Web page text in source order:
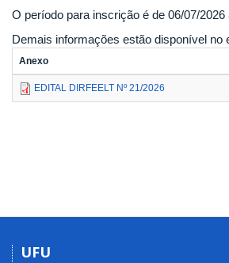
O período para inscrição é de 06/07/2026
Demais informações estão disponível no
Anexo
EDITAL DIRFEELT Nº 21/2026
UFU